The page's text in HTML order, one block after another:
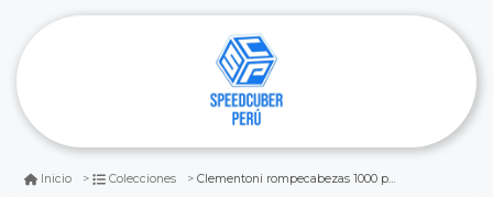
Inicio Colecciones Clementoni rompecabezas 1000 pzs - campos de lavanda